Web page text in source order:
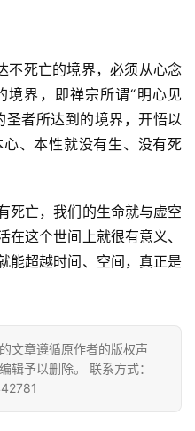
注册
不死亡的境界，必须从心念
境界，即禅宗所谓“明心见
圣者所达到的境界，开悟以
、本性就没有生、没有死
死亡，我们的生命就与虚空
这个世间上就很有意义、
能超越时间、空间，真正是
文章遵循原作者的版权声
辑予以删除。 联系方式：